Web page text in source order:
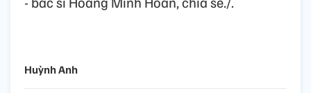
Huỳnh Anh